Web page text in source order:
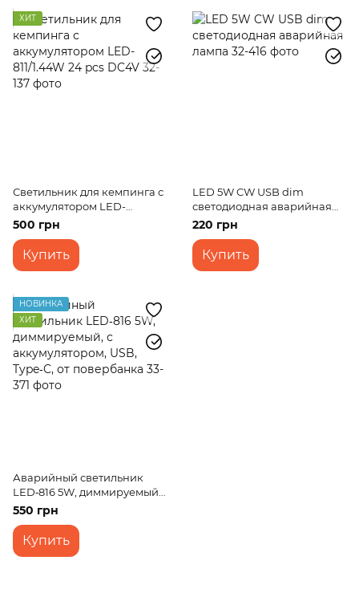
ХИТ
Светильник для кемпинга с
аккумулятором LED-
811/1.44W 24 pcs DC4V
500 грн
Купить
LED 5W CW USB dim
светодиодная аварийная
лампа
220 грн
Купить
НОВИНКА
ХИТ
Аварийный светильник
LED‑816 5W, диммируемый,
с аккумулятором, USB,
Type‑C, от повербанка
550 грн
Купить